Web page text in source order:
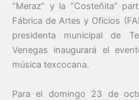
“Meraz” y la “Costeñita”
Fábrica de Artes y Oficios
presidenta municipal de
Venegas inaugurará el
música texcocana.
Para el domingo 23 de